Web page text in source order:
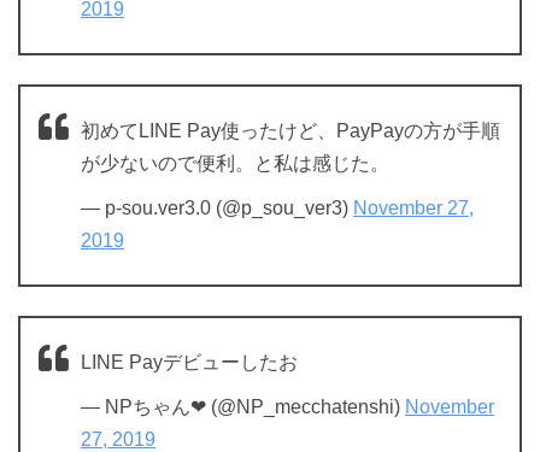
2019
初めてLINE Pay使ったけど、PayPayの方が手順
が少ないので便利。と私は感じた。
— p-sou.ver3.0 (@p_sou_ver3) November 27,
2019
LINE Payデビューしたお
— NPちゃん❤︎ (@NP_mecchatenshi) November
27, 2019